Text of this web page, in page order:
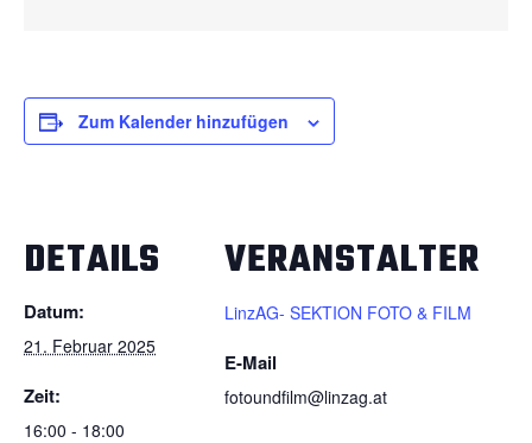
Zum Kalender hinzufügen
DETAILS
Datum:
21. Februar 2025
Zeit:
16:00 - 18:00
VERANSTALTER
LinzAG- SEKTION FOTO & FILM
E-Mail
fotoundfilm@linzag.at